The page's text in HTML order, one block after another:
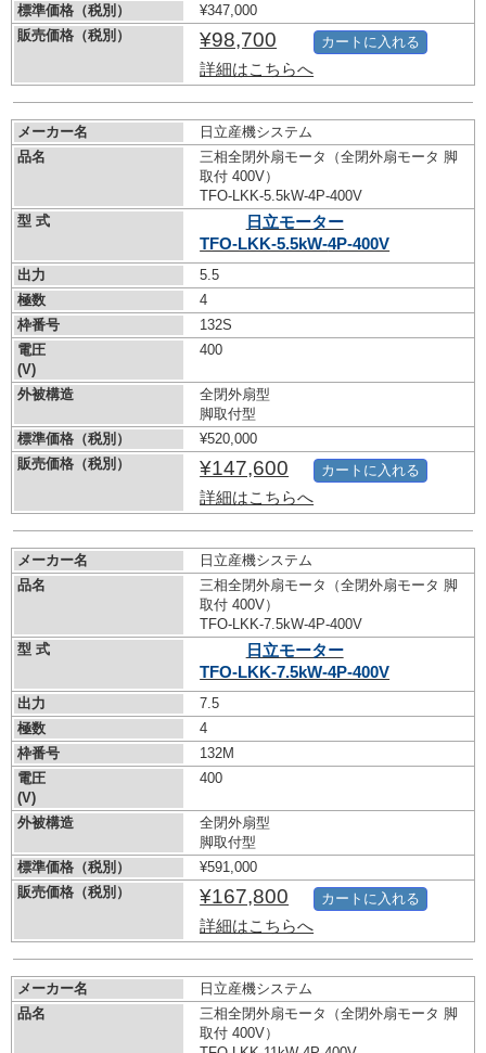
標準価格（税別）
¥347,000
販売価格（税別）
¥98,700
詳細はこちらへ
カートに入れる
メーカー名
日立産機システム
品名
三相全閉外扇モータ（全閉外扇モータ 脚
取付 400V）
TFO-LKK-5.5kW-4P-400V
型 式
日立モーター
TFO-LKK-5.5kW-4P-400V
出力
5.5
極数
4
枠番号
132S
電圧
(V)
400
外被構造
全閉外扇型
脚取付型
標準価格（税別）
¥520,000
販売価格（税別）
¥147,600
詳細はこちらへ
カートに入れる
メーカー名
日立産機システム
品名
三相全閉外扇モータ（全閉外扇モータ 脚
取付 400V）
TFO-LKK-7.5kW-4P-400V
型 式
日立モーター
TFO-LKK-7.5kW-4P-400V
出力
7.5
極数
4
枠番号
132M
電圧
(V)
400
外被構造
全閉外扇型
脚取付型
標準価格（税別）
¥591,000
販売価格（税別）
¥167,800
詳細はこちらへ
カートに入れる
メーカー名
日立産機システム
品名
三相全閉外扇モータ（全閉外扇モータ 脚
取付 400V）